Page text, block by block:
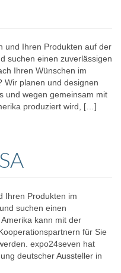
und Ihren Produkten auf der
suchen einen zuverlässigen
Ihren Wünschen im
Wir planen und designen
und wegen gemeinsam mit
produziert wird, […]
Ihren Produkten im
suchen einen
kann mit der
für Sie
expo24seven hat
deutscher Aussteller in